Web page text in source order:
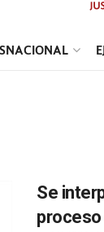
Se
proceso